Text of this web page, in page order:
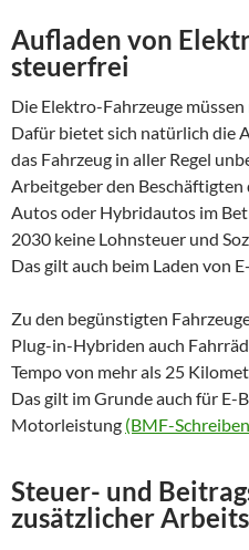
Aufladen von
steuerfrei
Die Elektro-Fahrzeuge
Dafür bietet sich natürlich die
das Fahrzeug in aller Regel
Arbeitgeber den Beschäftigten
Autos oder Hybridautos im
2030 keine Lohnsteuer und
Das gilt auch beim Laden von
Zu den begünstigten
Plug-in-Hybriden auch
Tempo von mehr als 25
Das gilt im Grunde auch für E-
Motorleistung (BMF-
Steuer- und
zusätzlicher